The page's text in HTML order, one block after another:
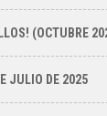
(OCTUBRE
JULIO DE 2025